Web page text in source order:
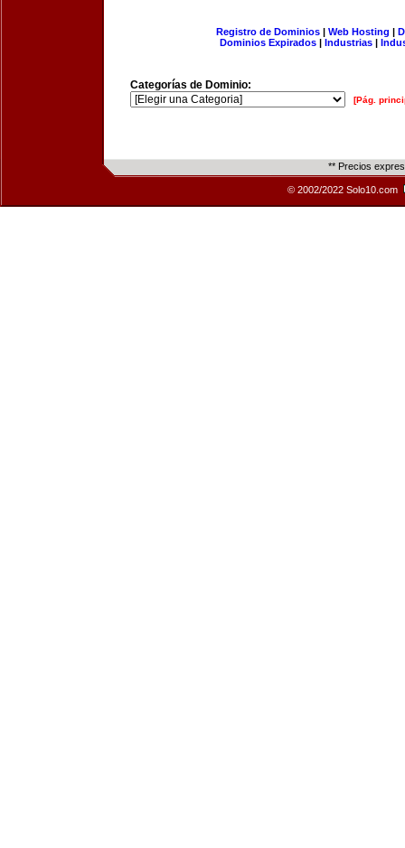
Registro de Dominios| Web Hosting |
Dominios Expirados | Industrias |
Categorías de Dominio:
[Pág.
** Precios
© 2002/2022 Solo10.com